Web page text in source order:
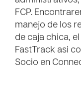
FCP.
manejo de los
de caja chica,
FastTrack asi
Socio en